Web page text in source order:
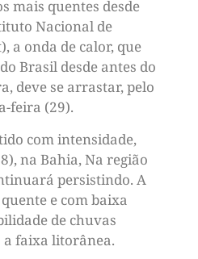
mais quentes desde
Nacional de
a onda de calor, que
Brasil desde antes do
deve se arrastar, pelo
feira (29).
com intensidade,
na Bahia, Na região
persistindo. A
e com baixa
de chuvas
a faixa litorânea.